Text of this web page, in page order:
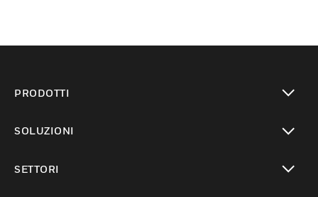
PRODOTTI
SOLUZIONI
SETTORI